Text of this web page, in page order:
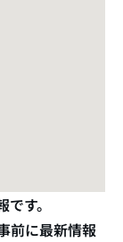
す。
前に最新情報